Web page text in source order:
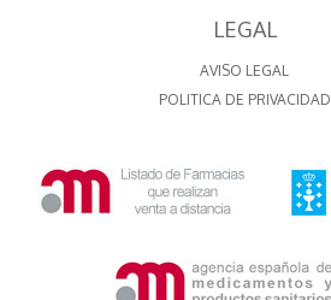
LEGAL
AVISO LEGAL
POLITICA DE PRIVACIDAD